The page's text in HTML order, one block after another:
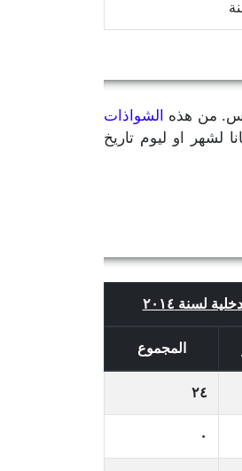
من هذه
الشواذات
على ما إذا كانا لشهر او ليوم تاريخ
لسنة ٢٠١٤
المجموع
٢٤
٠